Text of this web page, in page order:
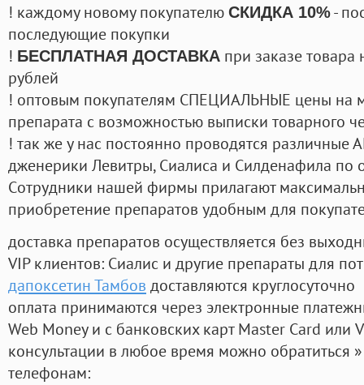
! каждому новому покупателю СКИДКА 10%-
последующие покупки
! БЕСПЛАТНАЯ ДОСТАВКА при заказе
рублей
! оптовым покупателям СПЕЦИАЛЬНЫЕ цены на
препарата с возможностью выписки товарного
! так же у нас постоянно проводятся
дженерики Левитры, Сиалиса и Силденафила по
Cотрудники нашей фирмы прилагают
приобретение препаратов удобным для
доставка препаратов осуществляется без
VIP клиентов: Сиалис и другие препараты для
дапоксетин Тамбов доставляются круглосуточно
оплата принимаются через электронные
Web Money и с банковских карт Master Card или
консультации в любое время можно обратиться
телефонам: